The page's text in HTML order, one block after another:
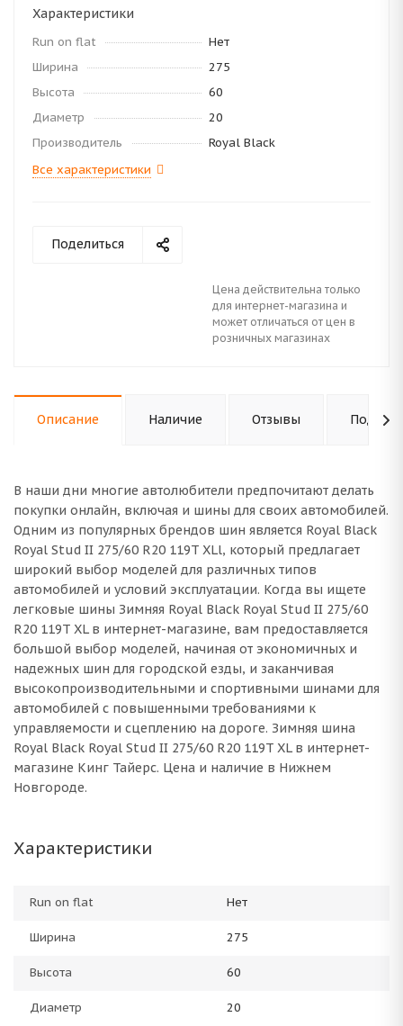
Характеристики
Run on flat
Нет
Ширина
275
Высота
60
Диаметр
20
Производитель
Royal Black
Все характеристики
Поделиться
Цена действительна только
для интернет-магазина и
может отличаться от цен в
розничных магазинах
Описание Наличие Отзывы
В наши дни многие автолюбители предпочитают делать
покупки онлайн, включая и шины для своих автомобилей.
Одним из популярных брендов шин является Royal Black
Royal Stud II 275/60 R20 119T XLl, который предлагает
широкий выбор моделей для различных типов
автомобилей и условий эксплуатации. Когда вы ищете
легковые шины Зимняя Royal Black Royal Stud II 275/60
R20 119T XL в интернет-магазине, вам предоставляется
большой выбор моделей, начиная от экономичных и
надежных шин для городской езды, и заканчивая
высокопроизводительными и спортивными шинами для
автомобилей с повышенными требованиями к
управляемости и сцеплению на дороге. Зимняя шина
Royal Black Royal Stud II 275/60 R20 119T XL в интернет-
магазине Кинг Тайерс. Цена и наличие в Нижнем
Новгороде.
Характеристики
Run on flat Нет
Ширина 275
Высота 60
Диаметр 20